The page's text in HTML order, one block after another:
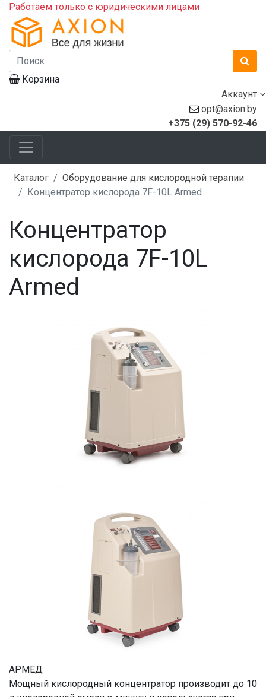
Работаем только с юридическими лицами
Корзина
Аккаунт
opt@axion.by
+375 (29) 570-92-46
Каталог
Оборудование для кислородной терапии
Концентратор кислорода 7F-10L Armed
Концентратор
кислорода 7F-10L
Armed
АРМЕД
Мощный кислородный концентратор производит до 10